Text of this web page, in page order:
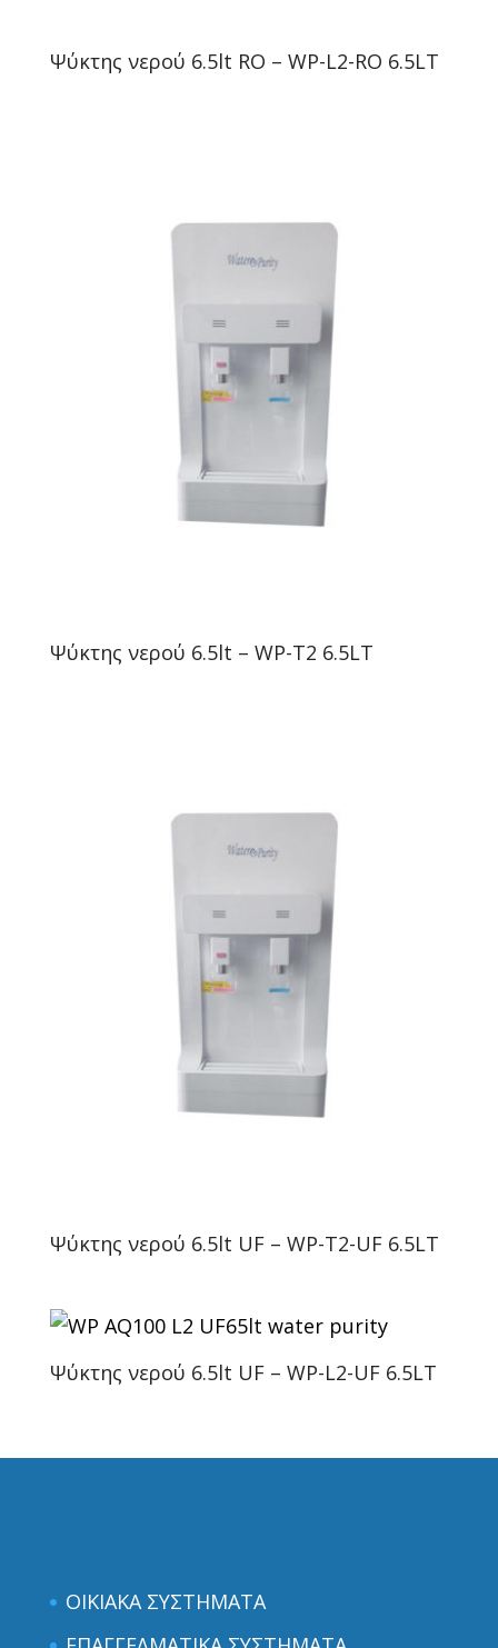
Ψύκτης νερού 6.5lt RO – WP-L2-RO 6.5LT
Ψύκτης νερού 6.5lt – WP-T2 6.5LT
Ψύκτης νερού 6.5lt UF – WP-T2-UF 6.5LT
Ψύκτης νερού 6.5lt UF – WP-L2-UF 6.5LT
ΟΙΚΙΑΚΑ ΣΥΣΤΗΜΑΤΑ